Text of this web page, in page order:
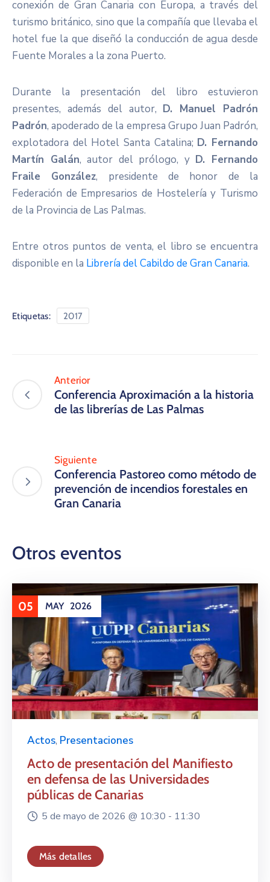
conexión de Gran Canaria con Europa, a través del
turismo británico, sino que la compañía que llevaba el
hotel fue la que diseñó la conducción de agua desde
Fuente Morales a la zona Puerto.
Durante la presentación del libro estuvieron
presentes, además del autor, D. Manuel Padrón
Padrón, apoderado de la empresa Grupo Juan Padrón,
explotadora del Hotel Santa Catalina; D. Fernando
Martín Galán, autor del prólogo, y D. Fernando
Fraile González, presidente de honor de la
Federación de Empresarios de Hostelería y Turismo
de la Provincia de Las Palmas.
Entre otros puntos de venta, el libro se encuentra
disponible en la Librería del Cabildo de Gran Canaria.
Etiquetas: 2017
Anterior
Conferencia Aproximación a la historia
de las librerías de Las Palmas
Siguiente
Conferencia Pastoreo como método de
prevención de incendios forestales en
Gran Canaria
Otros eventos
05 MAY 2026
Actos, Presentaciones
Acto de presentación del Manifiesto
en defensa de las Universidades
públicas de Canarias
5 de mayo de 2026 @ 10:30 - 11:30
Más detalles